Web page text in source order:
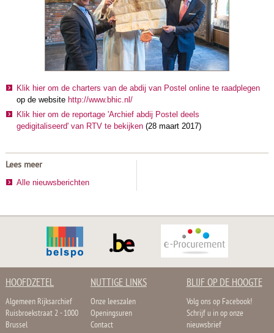
Klik hier om de charters van de abdij van Postel online te raadplegen
op de website http://www.bhic.nl/
Klik hier om de reportage 'Archief abdij Postel deels
gedigitaliseerd'van RTV te bekijken (28 maart 2017)
Lees meer
Alle nieuwsberichten
HOOFDZETEL
Algemeen Rijksarchief
Ruisbroekstraat 2 - 1000
Brussel
NUTTIGE LINKS
Onze leeszalen
Openingsuren
Contact
BLIJF OP DE HOOGTE
Volg ons op Facebook!
Schrijf u in op onze
nieuwsbrief